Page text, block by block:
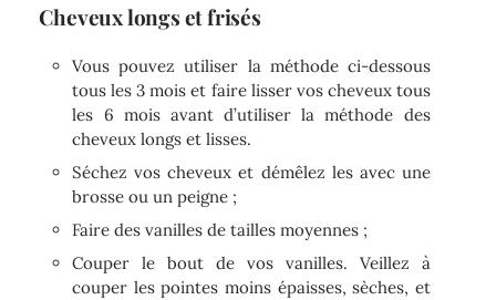
Cheveux longs et frisés
Vous pouvez utiliser la méthode ci-dessous
tous les 3 mois et faire lisser vos cheveux tous
les 6 mois avant d’utiliser la méthode des
cheveux longs et lisses.
Séchez vos cheveux et démêlez les avec une
brosse ou un peigne ;
Faire des vanilles de tailles moyennes ;
Couper le bout de vos vanilles. Veillez à
couper les pointes moins épaisses, sèches, et